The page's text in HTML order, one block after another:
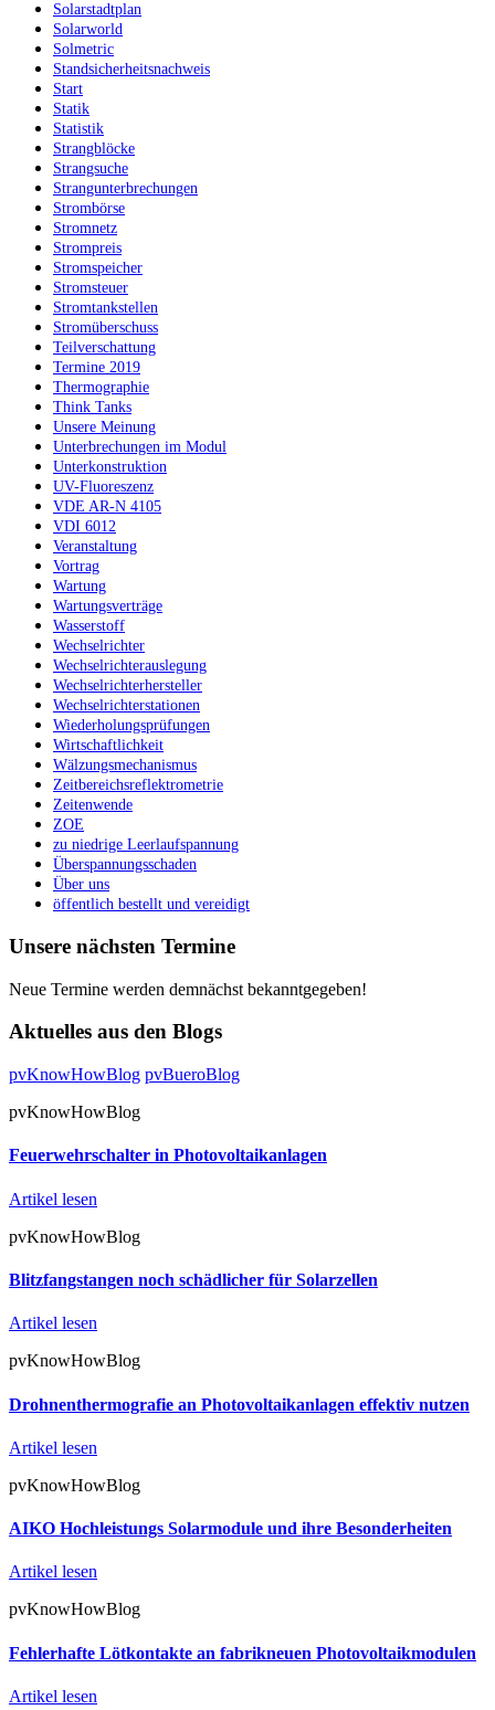
Solarstadtplan
Solarworld
Solmetric
Standsicherheitsnachweis
Start
Statik
Statistik
Strangblöcke
Strangsuche
Strangunterbrechungen
Strombörse
Stromnetz
Strompreis
Stromspeicher
Stromsteuer
Stromtankstellen
Stromüberschuss
Teilverschattung
Termine 2019
Thermographie
Think Tanks
Unsere Meinung
Unterbrechungen im Modul
Unterkonstruktion
UV-Fluoreszenz
VDE AR-N 4105
VDI 6012
Veranstaltung
Vortrag
Wartung
Wartungsverträge
Wasserstoff
Wechselrichter
Wechselrichterauslegung
Wechselrichterhersteller
Wechselrichterstationen
Wiederholungsprüfungen
Wirtschaftlichkeit
Wälzungsmechanismus
Zeitbereichsreflektrometrie
Zeitenwende
ZOE
zu niedrige Leerlaufspannung
Überspannungsschaden
Über uns
öffentlich bestellt und vereidigt
Unsere nächsten Termine
Neue Termine werden demnächst bekanntgegeben!
Aktuelles aus den Blogs
pvKnowHowBlog pvBueroBlog
pvKnowHowBlog
Feuerwehrschalter in Photovoltaikanlagen
Artikel lesen
pvKnowHowBlog
Blitzfangstangen noch schädlicher für Solarzellen
Artikel lesen
pvKnowHowBlog
Drohnenthermografie an Photovoltaikanlagen effektiv nutzen
Artikel lesen
pvKnowHowBlog
AIKO Hochleistungs Solarmodule und ihre Besonderheiten
Artikel lesen
pvKnowHowBlog
Fehlerhafte Lötkontakte an fabrikneuen Photovoltaikmodulen
Artikel lesen